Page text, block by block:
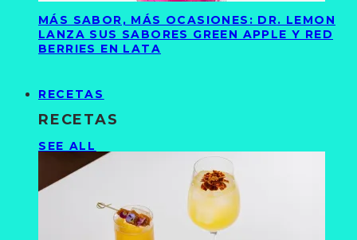
MÁS SABOR, MÁS OCASIONES: DR. LEMON
LANZA SUS SABORES GREEN APPLE Y RED
BERRIES EN LATA
RECETAS
RECETAS
SEE ALL